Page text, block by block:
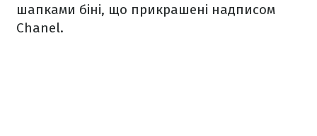
шапками біні, що прикрашені надписом
Chanel.